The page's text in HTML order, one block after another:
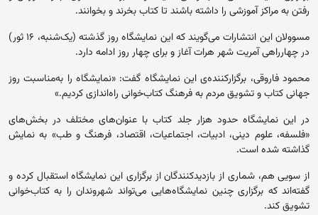
رفتن به مراکز آموزشی را داشته باشند تا کتاب بخرند و بخوانند.
مسوولان این انتشارات می‌گویند که این نمایشگاه روز گذشته (یک‌شنبه، ۱۶ ثور)
در چهارراهی آمریت شهر هرات آغاز و برای چهار روز ادامه دارد.
محمود فاروقی، برگزارکننده‌ی این نمایشگاه گفت: «نمایشگاه را به‌مناسبت روز
جهانی کتاب و تشویق مردم به فرهنگ کتاب‌خوانی راه‌اندازی کردیم.»
در این نمایشگاه حدود هزار جلد کتاب با عنوان‌‌های مختلف در بخش‌های
«فلسفه، علوم دینی، ادبیات، اجتماعیات، اقتصاد، فرهنگ و طب» به نمایش
گذاشته شده است.
از سویی هم، شماری از بازدیدکنندگان از برگزاری این نمایشگاه استقبال کرده‌ و
گفته‌اند که برگزاری چنین نمایشگاه‌هایی می‌تواند شهروندان را به کتاب‌خوانی
تشویق کند.